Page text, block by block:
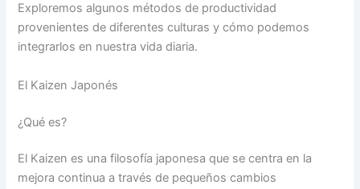
Exploremos algunos métodos de productividad
provenientes de diferentes culturas y cómo podemos
integrarlos en nuestra vida diaria.
El Kaizen Japonés
¿Qué es?
El Kaizen es una filosofía japonesa que se centra en la
mejora continua a través de pequeños cambios